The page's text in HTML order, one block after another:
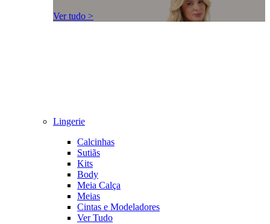
Ver tudo >
Lingerie
Calcinhas
Sutiãs
Kits
Body
Meia Calça
Meias
Cintas e Modeladores
Ver Tudo